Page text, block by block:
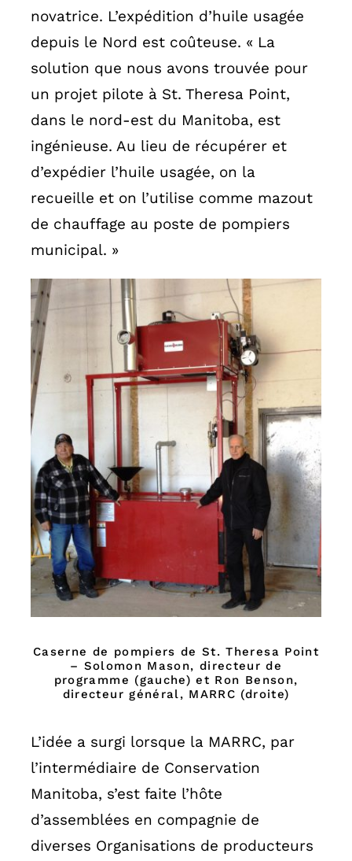
novatrice. L’expédition d’huile usagée
depuis le Nord est coûteuse. « La
solution que nous avons trouvée pour
un projet pilote à St. Theresa Point,
dans le nord-est du Manitoba, est
ingénieuse. Au lieu de récupérer et
d’expédier l’huile usagée, on la
recueille et on l’utilise comme mazout
de chauffage au poste de pompiers
municipal. »
Caserne de pompiers de St. Theresa Point
– Solomon Mason, directeur de
programme (gauche) et Ron Benson,
directeur général, MARRC (droite)
L’idée a surgi lorsque la MARRC, par
l’intermédiaire de Conservation
Manitoba, s’est faite l’hôte
d’assemblées en compagnie de
diverses Organisations de producteurs